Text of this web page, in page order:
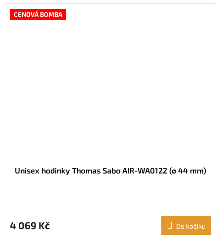
CENOVÁ BOMBA
Unisex hodinky Thomas Sabo AIR-WA0122 (ø 44 mm)
4 069 Kč Do košíku